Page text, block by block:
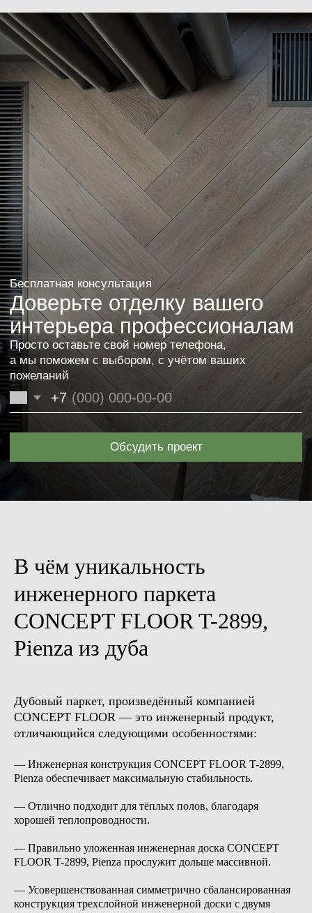
В чём уникальность
инженерного паркета
CONCEPT FLOOR T-2899,
Pienza из дуба
Дубовый паркет, произведённый компанией
CONCEPT FLOOR — это инженерный продукт,
отличающийся следующими особенностями:
— Инженерная конструкция CONCEPT FLOOR T-2899,
Pienza обеспечивает максимальную стабильность.
— Отлично подходит для тёплых полов, благодаря
хорошей теплопроводности.
— Правильно уложенная инженерная доска CONCEPT
FLOOR T-2899, Pienza прослужит дольше массивной.
— Усовершенствованная симметрично сбалансированная
конструкция трехслойной инженерной доски с двумя
Верх: дубовый шпон, гладкий
Основа: дуб
Толщина: 12 мм
Высота: 68 мм
Длина: 2500 мм
Цвет: неокрашенный
Верх: дубовый шпон, гладкий
Основа: дуб
Толщина: 12 мм
Высота: 68 мм
Длина: 2500 мм
Цвет: Bespalvė alyva 3305
Верх: дубовый шпон, гладкий
Основа: влагостойкий МДФ
Толщина: 12 мм
Высота: 68 мм
Длина: 2400 мм
Цвет: Bespalvė alyva 3305
Верх: дубовый шпон,
брашированный
Основа: влагостойкий МДФ
Толщина: 12 мм
Высота: 68 мм
Длина: 2400 мм
Цвет: RAL 9003
гладкая
Цвет: RAL 9003
Верх: дубовый шпон, гладкий
Основа: дуб
Толщина: 12 мм
Верх: дубовый шпон,
Цвет: RAL 9003
Верх: дубовый шпон,
брашированный
Цвет: RAL 9003
Верх: дубовый шпон
Основа: влагостойкий МДФ
Толщина: 12 мм
Цвет: RAL 9003
Верх: пропитанная бумага,
гладкая
Основа: влагостойкий МДФ
Длина: 2400 мм
Цвет: RAL 9003